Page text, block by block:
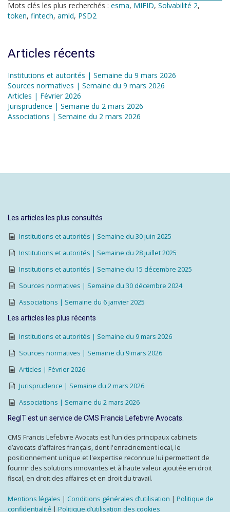
Mots clés les plus recherchés : esma, MIFID, Solvabilité 2,
token, fintech, amld, PSD2
Articles récents
Institutions et autorités | Semaine du 9 mars 2026
Sources normatives | Semaine du 9 mars 2026
Articles | Février 2026
Jurisprudence | Semaine du 2 mars 2026
Associations | Semaine du 2 mars 2026
Les articles les plus consultés
Institutions et autorités | Semaine du 30 juin 2025
Institutions et autorités | Semaine du 28 juillet 2025
Institutions et autorités | Semaine du 15 décembre 2025
Sources normatives | Semaine du 30 décembre 2024
Associations | Semaine du 6 janvier 2025
Les articles les plus récents
Institutions et autorités | Semaine du 9 mars 2026
Sources normatives | Semaine du 9 mars 2026
Articles | Février 2026
Jurisprudence | Semaine du 2 mars 2026
Associations | Semaine du 2 mars 2026
RegIT est un service de CMS Francis Lefebvre Avocats.
CMS Francis Lefebvre Avocats est l’un des principaux cabinets
d’avocats d’affaires français, dont l'enracinement local, le
positionnement unique et l'expertise reconnue lui permettent de
fournir des solutions innovantes et à haute valeur ajoutée en droit
fiscal, en droit des affaires et en droit du travail.
Mentions légales | Conditions générales d’utilisation | Politique de
confidentialité | Politique d’utilisation des cookies